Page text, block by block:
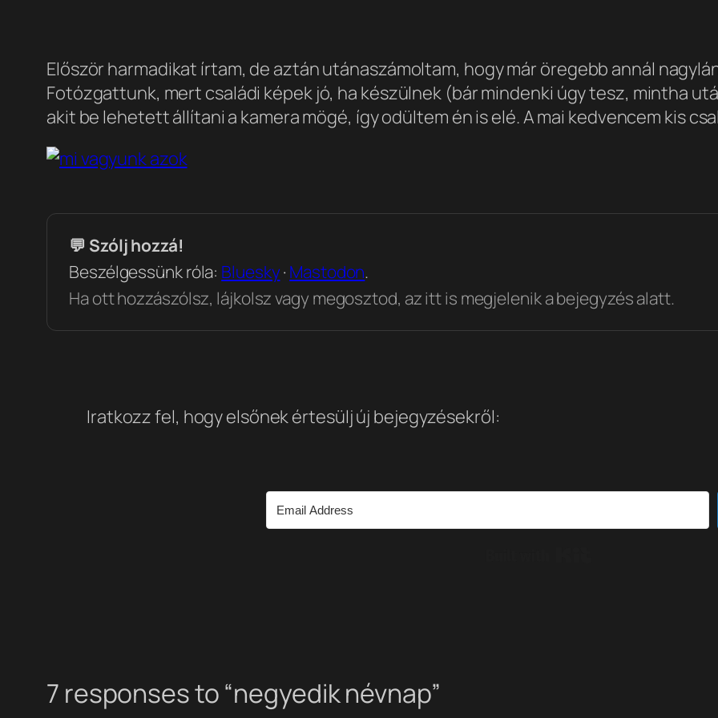
Először harmadikat írtam, de aztán utánaszámoltam, hogy már öregebb annál
Fotózgattunk, mert családi képek jó, ha készülnek (bár mindenki úgy tesz, mintha
akit be lehetett állítani a kamera mögé, így odültem én is elé. A mai kedvencem kis
💬 Szólj hozzá!
Beszélgessünk róla: Bluesky·Mastodon.
Ha ott hozzászólsz, lájkolsz vagy megosztod, az itt is megjelenik a bejegyzés alatt.
Iratkozz fel, hogy elsőnek értesülj új bejegyzésekről:
7 responses to “negyedik névnap”